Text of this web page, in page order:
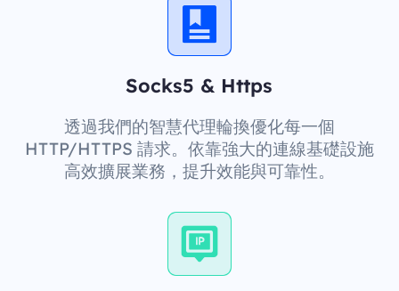
Socks5 & Https
透過我們的智慧代理輪換優化每一個
HTTP/HTTPS 請求。依靠強大的連線基礎設施
高效擴展業務，提升效能與可靠性。